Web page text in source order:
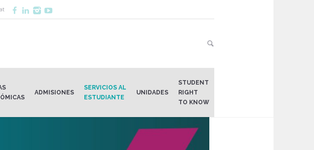
ADMISIONES
SERVICIOS AL
ESTUDIANTE
UNIDADES
STUDENT
RIGHT
TO KNOW